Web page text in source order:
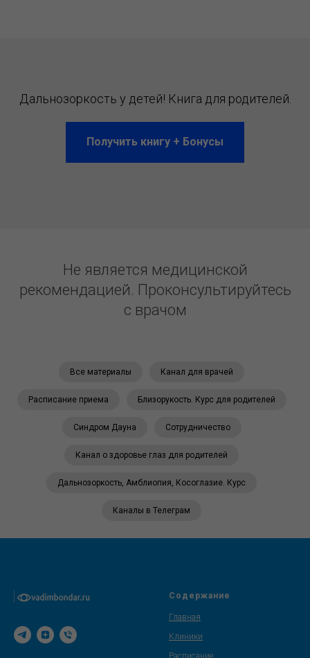
Дальнозоркость у детей! Книга для родителей.
Получить книгу + Бонусы
Не является медицинской
рекомендацией. Проконсультируйтесь
с врачом
Все материалы Канал для врачей
Расписание приема Близорукость. Курс для родителей
Синдром Дауна Сотрудничество
Канал о здоровье глаз для родителей
Дальнозоркость, Амблиопия, Косоглазие. Курс
Каналы в Телеграм
Содержание
Главная
Клиники